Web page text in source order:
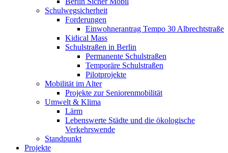
Schulwegsicherheit
Forderungen
Einwohnerantrag Tempo 30 Albrechtstraße
Kidical Mass
Schulstraßen in Berlin
Permanente Schulstraßen
Temporäre Schulstraßen
Pilotprojekte
Mobilität im Alter
Projekte zur Seniorenmobilität
Umwelt & Klima
Lärm
Lebenswerte Städte und die ökologische
Verkehrswende
Standpunkt
Projekte